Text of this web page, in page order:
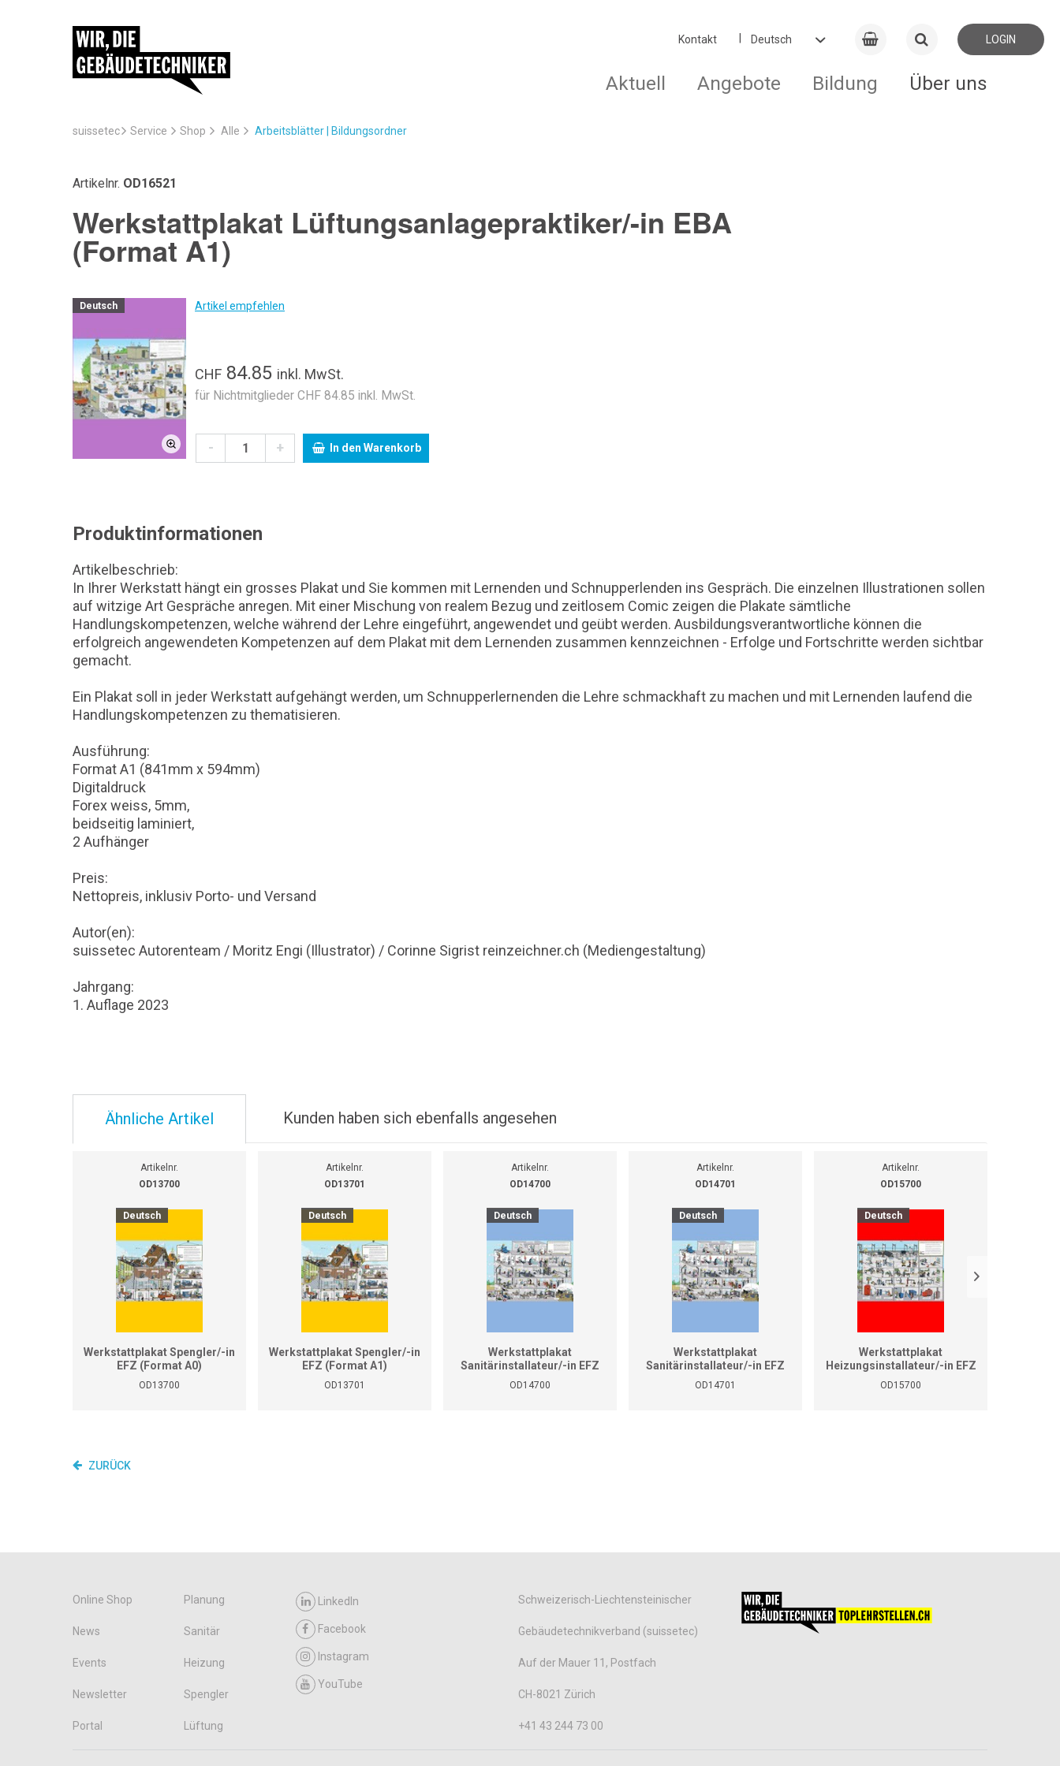
Kontakt LOGIN
Aktuell Angebote Bildung Über uns
suissetec Service Shop Alle Arbeitsblätter | Bildungsordner
Artikelnr. OD16521
Werkstattplakat Lüftungsanlagepraktiker/-in EBA
(Format A1)
Deutsch Artikel empfehlen
CHF 84.85 inkl. MwSt.
für Nichtmitglieder CHF 84.85 inkl. MwSt.
- + In den Warenkorb
Produktinformationen
Artikelbeschrieb:
In Ihrer Werkstatt hängt ein grosses Plakat und Sie kommen mit Lernenden und Schnupperlenden ins Gespräch. Die einzelnen Illustrationen sollen
auf witzige Art Gespräche anregen. Mit einer Mischung von realem Bezug und zeitlosem Comic zeigen die Plakate sämtliche
Handlungskompetenzen, welche während der Lehre eingeführt, angewendet und geübt werden. Ausbildungsverantwortliche können die
erfolgreich angewendeten Kompetenzen auf dem Plakat mit dem Lernenden zusammen kennzeichnen - Erfolge und Fortschritte werden sichtbar
gemacht.
Ein Plakat soll in jeder Werkstatt aufgehängt werden, um Schnupperlernenden die Lehre schmackhaft zu machen und mit Lernenden laufend die
Handlungskompetenzen zu thematisieren.
Ausführung:
Format A1 (841mm x 594mm)
Digitaldruck
Forex weiss, 5mm,
beidseitig laminiert,
2 Aufhänger
Preis:
Nettopreis, inklusiv Porto- und Versand
Autor(en):
suissetec Autorenteam / Moritz Engi (Illustrator) / Corinne Sigrist reinzeichner.ch (Mediengestaltung)
Jahrgang:
1. Auflage 2023
Ähnliche Artikel Kunden haben sich ebenfalls angesehen
Artikelnr.
OD13700
Deutsch
Werkstattplakat Spengler/-in
EFZ (Format A0)
OD13700
Artikelnr.
OD13701
Deutsch
Werkstattplakat Spengler/-in
EFZ (Format A1)
OD13701
Artikelnr.
OD14700
Deutsch
Werkstattplakat
Sanitärinstallateur/-in EFZ
(Format A0)
OD14700
Artikelnr.
OD14701
Deutsch
Werkstattplakat
Sanitärinstallateur/-in EFZ
(Format A1)
OD14701
Artikelnr.
OD15700
Deutsch
Werkstattplakat
Heizungsinstallateur/-in EFZ
(Format A0)
OD15700
ZURÜCK
Online Shop Planung
News Sanitär
Events Heizung
Newsletter Spengler
Portal Lüftung
LinkedIn
Facebook
Instagram
YouTube
Schweizerisch-Liechtensteinischer
Gebäudetechnikverband (suissetec)
Auf der Mauer 11, Postfach
CH-8021 Zürich
+41 43 244 73 00